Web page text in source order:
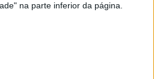
na parte inferior da página.
agora explorar toda a